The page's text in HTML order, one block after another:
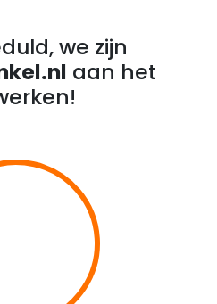
we zijn
aan het